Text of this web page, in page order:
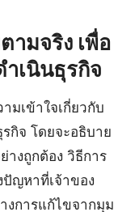
ามจริง เพื่อ
ำเนินธุรกิจ
มเข้าใจเกี่ยวกับ
กิจ โดยจะอธิบาย
างถูกต้อง วิธีการ
ญหาที่เจ้าของ
งการแก้ไขจากมุม